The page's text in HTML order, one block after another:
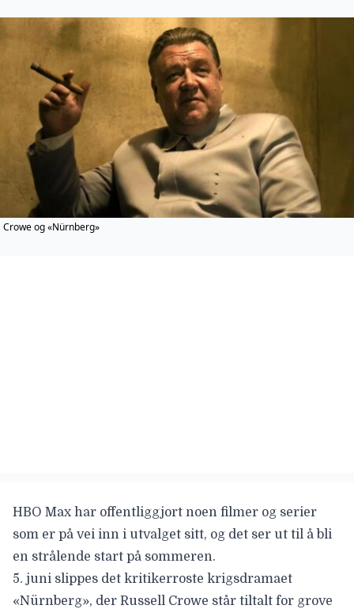
Crowe og «Nürnberg»
HBO Max har offentliggjort noen filmer og serier
som er på vei inn i utvalget sitt, og det ser ut til å bli
en strålende start på sommeren.
5. juni slippes det kritikerroste krigsdramaet
«Nürnberg», der Russell Crowe står tiltalt for grove